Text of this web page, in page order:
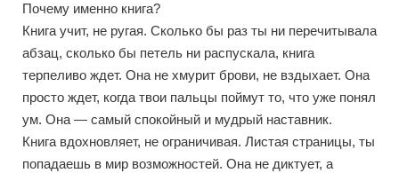
Почему именно книга?
Книга учит, не ругая. Сколько бы раз ты ни перечитывала
абзац, сколько бы петель ни распускала, книга
терпеливо ждет. Она не хмурит брови, не вздыхает. Она
просто ждет, когда твои пальцы поймут то, что уже понял
ум. Она — самый спокойный и мудрый наставник.
Книга вдохновляет, не ограничивая. Листая страницы, ты
попадаешь в мир возможностей. Она не диктует, а